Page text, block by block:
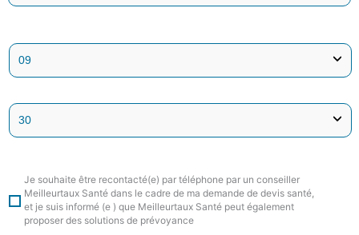
Je souhaite être recontacté(e) par téléphone par un conseiller
Meilleurtaux Santé dans le cadre de ma demande de devis santé,
et je suis informé (e ) que Meilleurtaux Santé peut également
proposer des solutions de prévoyance